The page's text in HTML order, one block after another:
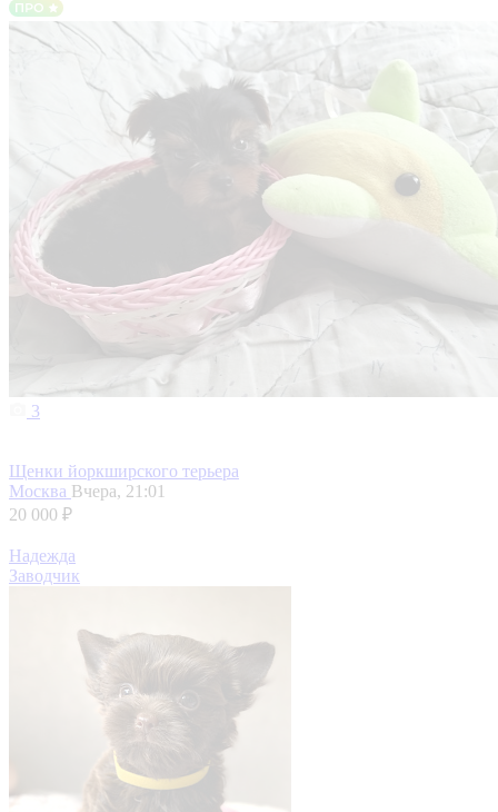
3
Щенки йоркширского терьера
Москва Вчера, 21:01
20 000 ₽
Надежда
Заводчик